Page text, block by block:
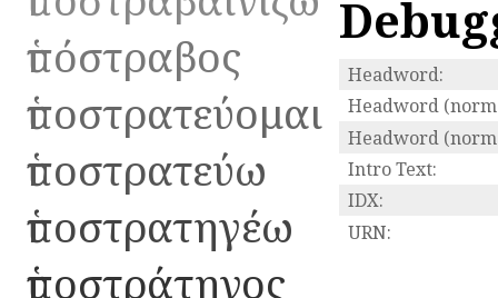
ὑπόστραβος
ὑποστρατεύομαι
ὑποστρατεύω
ὑποστρατηγέω
ὑποστράτηγος
Headword:
Headword
Headword
Intro Text:
IDX:
URN: